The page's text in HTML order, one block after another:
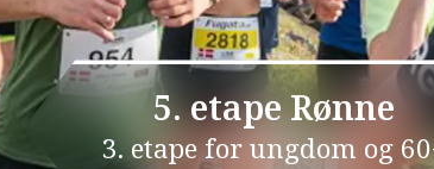
5. etape Rønne
3. etape for ungdom og